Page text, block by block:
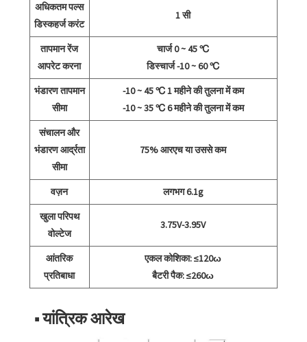
अधिकतम पल्स
डिस्कहर्ज करंट
1 सी
तापमान रेंज
आपरेट करना
चार्ज 0 ~ 45 ℃
डिस्चार्ज -10 ~ 60 ℃
भंडारण तापमान
सीमा
-10 ~ 45 ℃ 1 महीने की तुलना में कम
-10 ~ 35 ℃ 6 महीने की तुलना में कम
संचालन और
भंडारण आर्द्रता
सीमा
75% आरएच या उससे कम
वज़न
लगभग 6.1g
खुला परिपथ
वोल्टेज
3.75V-3.95V
आंतरिक
प्रतिबाधा
एकल कोशिका: ≤120ω
बैटरी पैक: ≤260ω
■ यांत्रिक आरेख